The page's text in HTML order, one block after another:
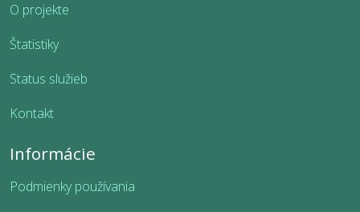
O projekte
Štatistiky
Status služieb
Kontakt
Informácie
Podmienky používania